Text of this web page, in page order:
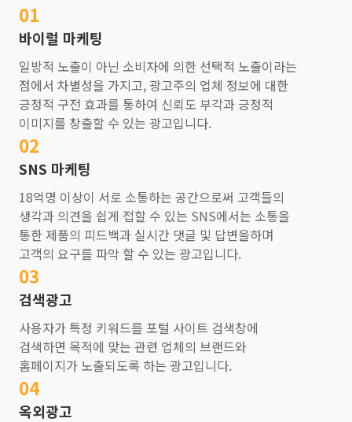
01
바이럴 마케팅
일방적 노출이 아닌 소비자에 의한 선택적 노출이라는
점에서 차별성을 가지고, 광고주의 업체 정보에 대한
긍정적 구전 효과를 통하여 신뢰도 부각과 긍정적
이미지를 창출할 수 있는 광고입니다.
02
SNS 마케팅
18억명 이상이 서로 소통하는 공간으로써 고객들의
생각과 의견을 쉽게 접할 수 있는 SNS에서는 소통을
통한 제품의 피드백과 실시간 댓글 및 답변을하며
고객의 요구를 파악 할 수 있는 광고입니다.
03
검색광고
사용자가 특정 키워드를 포털 사이트 검색창에
검색하면 목적에 맞는 관련 업체의 브랜드와
홈페이지가 노출되도록 하는 광고입니다.
04
옥외광고